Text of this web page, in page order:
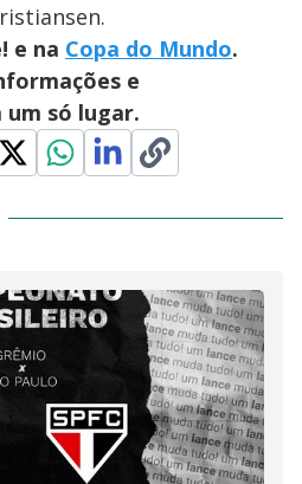
e na Copa do Mundo.
e
só lugar.